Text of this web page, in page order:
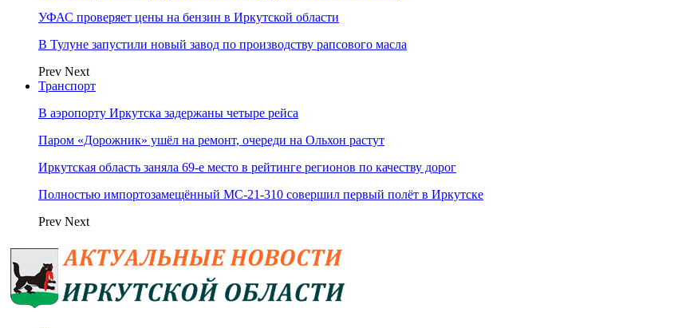
УФАС проверяет цены на бензин в Иркутской области
В Тулуне запустили новый завод по производству рапсового масла
Prev Next
Транспорт
В аэропорту Иркутска задержаны четыре рейса
Паром «Дорожник» ушёл на ремонт, очереди на Ольхон растут
Иркутская область заняла 69‑е место в рейтинге регионов по качеству дорог
Полностью импортозамещённый МС-21‑310 совершил первый полёт в Иркутске
Prev Next